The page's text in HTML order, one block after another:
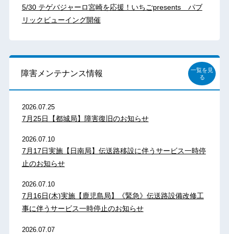
5/30 テゲバジャーロ宮崎を応援！いちごpresents パブ
リックビューイング開催
障害メンテナンス情報
一覧を見
る
2026.07.25
7月25日【都城局】障害復旧のお知らせ
2026.07.10
7月17日実施【日南局】伝送路移設に伴うサービス一時停
止のお知らせ
2026.07.10
7月16日(木)実施【鹿児島局】《緊急》伝送路設備改修工
事に伴うサービス一時停止のお知らせ
2026.07.07